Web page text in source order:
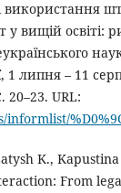
використання
у вищій освіті:
1 липня – 11
20–23. URL:
K.,
From